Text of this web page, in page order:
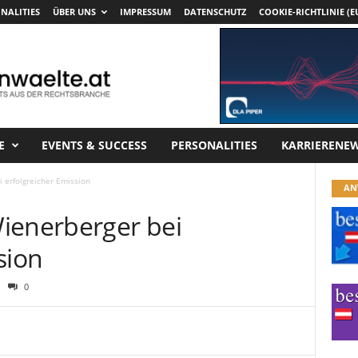
ÜBER UNS IMPRESSUM DATENSCHUTZ COOKIE-RICHTLINIE
EVENTS & SUCCESS PERSONALITIES
erfolgreicher Emission
bei
0